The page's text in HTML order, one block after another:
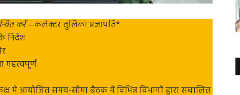
करें